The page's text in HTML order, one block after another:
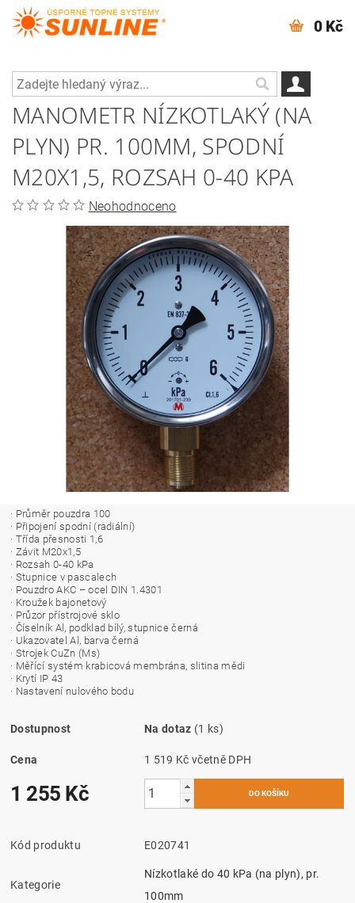
0 Kč
MANOMETR NÍZKOTLAKÝ (NA
PLYN) PR. 100MM, SPODNÍ
M20X1,5, ROZSAH 0-40 KPA
Neohodnoceno
· Průměr pouzdra 100
· Připojení spodní (radiální)
· Třída přesnosti 1,6
· Závit M20x1,5
· Rozsah 0-40 kPa
· Stupnice v pascalech
· Pouzdro AKC – ocel DIN 1.4301
· Kroužek bajonetový
· Průzor přístrojové sklo
· Číselník Al, podklad bílý, stupnice černá
· Ukazovatel Al, barva černá
· Strojek CuZn (Ms)
· Měřící systém krabicová membrána, slitina mědi
· Krytí IP 43
· Nastavení nulového bodu
Dostupnost Na dotaz (1 ks)
Cena 1 519 Kč včetně DPH
1 255 Kč
Kód produktu E020741
Kategorie
Nízkotlaké do 40 kPa (na plyn), pr.
100mm